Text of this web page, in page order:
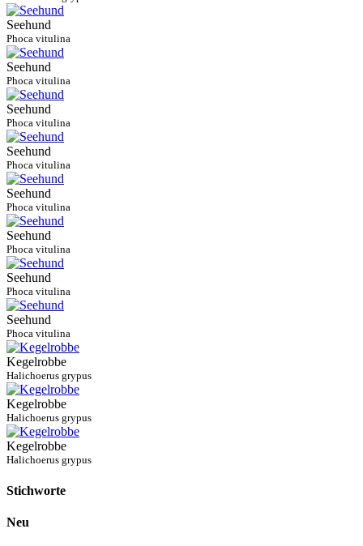
Seehund
Phoca vitulina
Seehund
Phoca vitulina
Seehund
Phoca vitulina
Seehund
Phoca vitulina
Seehund
Phoca vitulina
Seehund
Phoca vitulina
Seehund
Phoca vitulina
Seehund
Phoca vitulina
Kegelrobbe
Halichoerus grypus
Kegelrobbe
Halichoerus grypus
Kegelrobbe
Halichoerus grypus
Stichworte
Neu